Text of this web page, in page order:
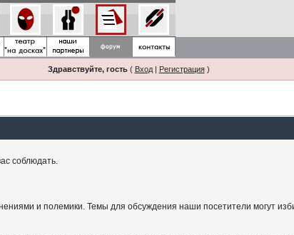
Здравствуйте, гость( Вход| Регистрация)
соблюдать.
и полемики. Темы для обсуждения наши посетители могут